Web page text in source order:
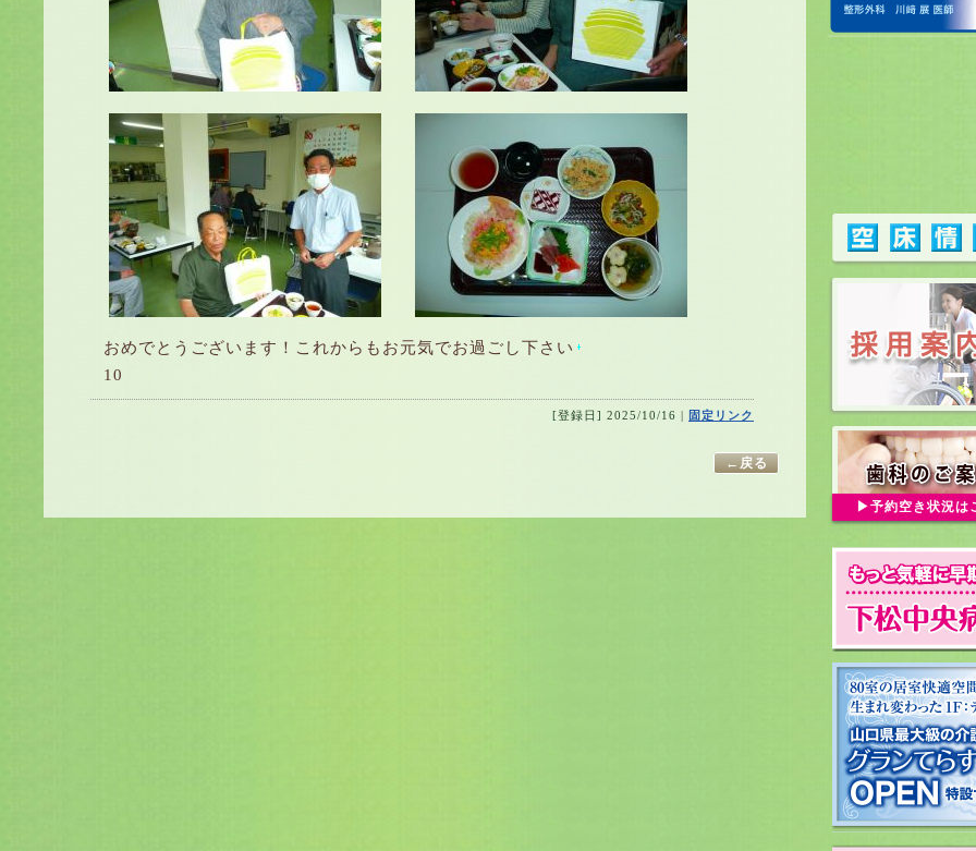
おめでとうございます！これからもお元気でお過ごし下さい
10
[登録日] 2025/10/16 | 固定リンク
←戻る
予約空き状況は